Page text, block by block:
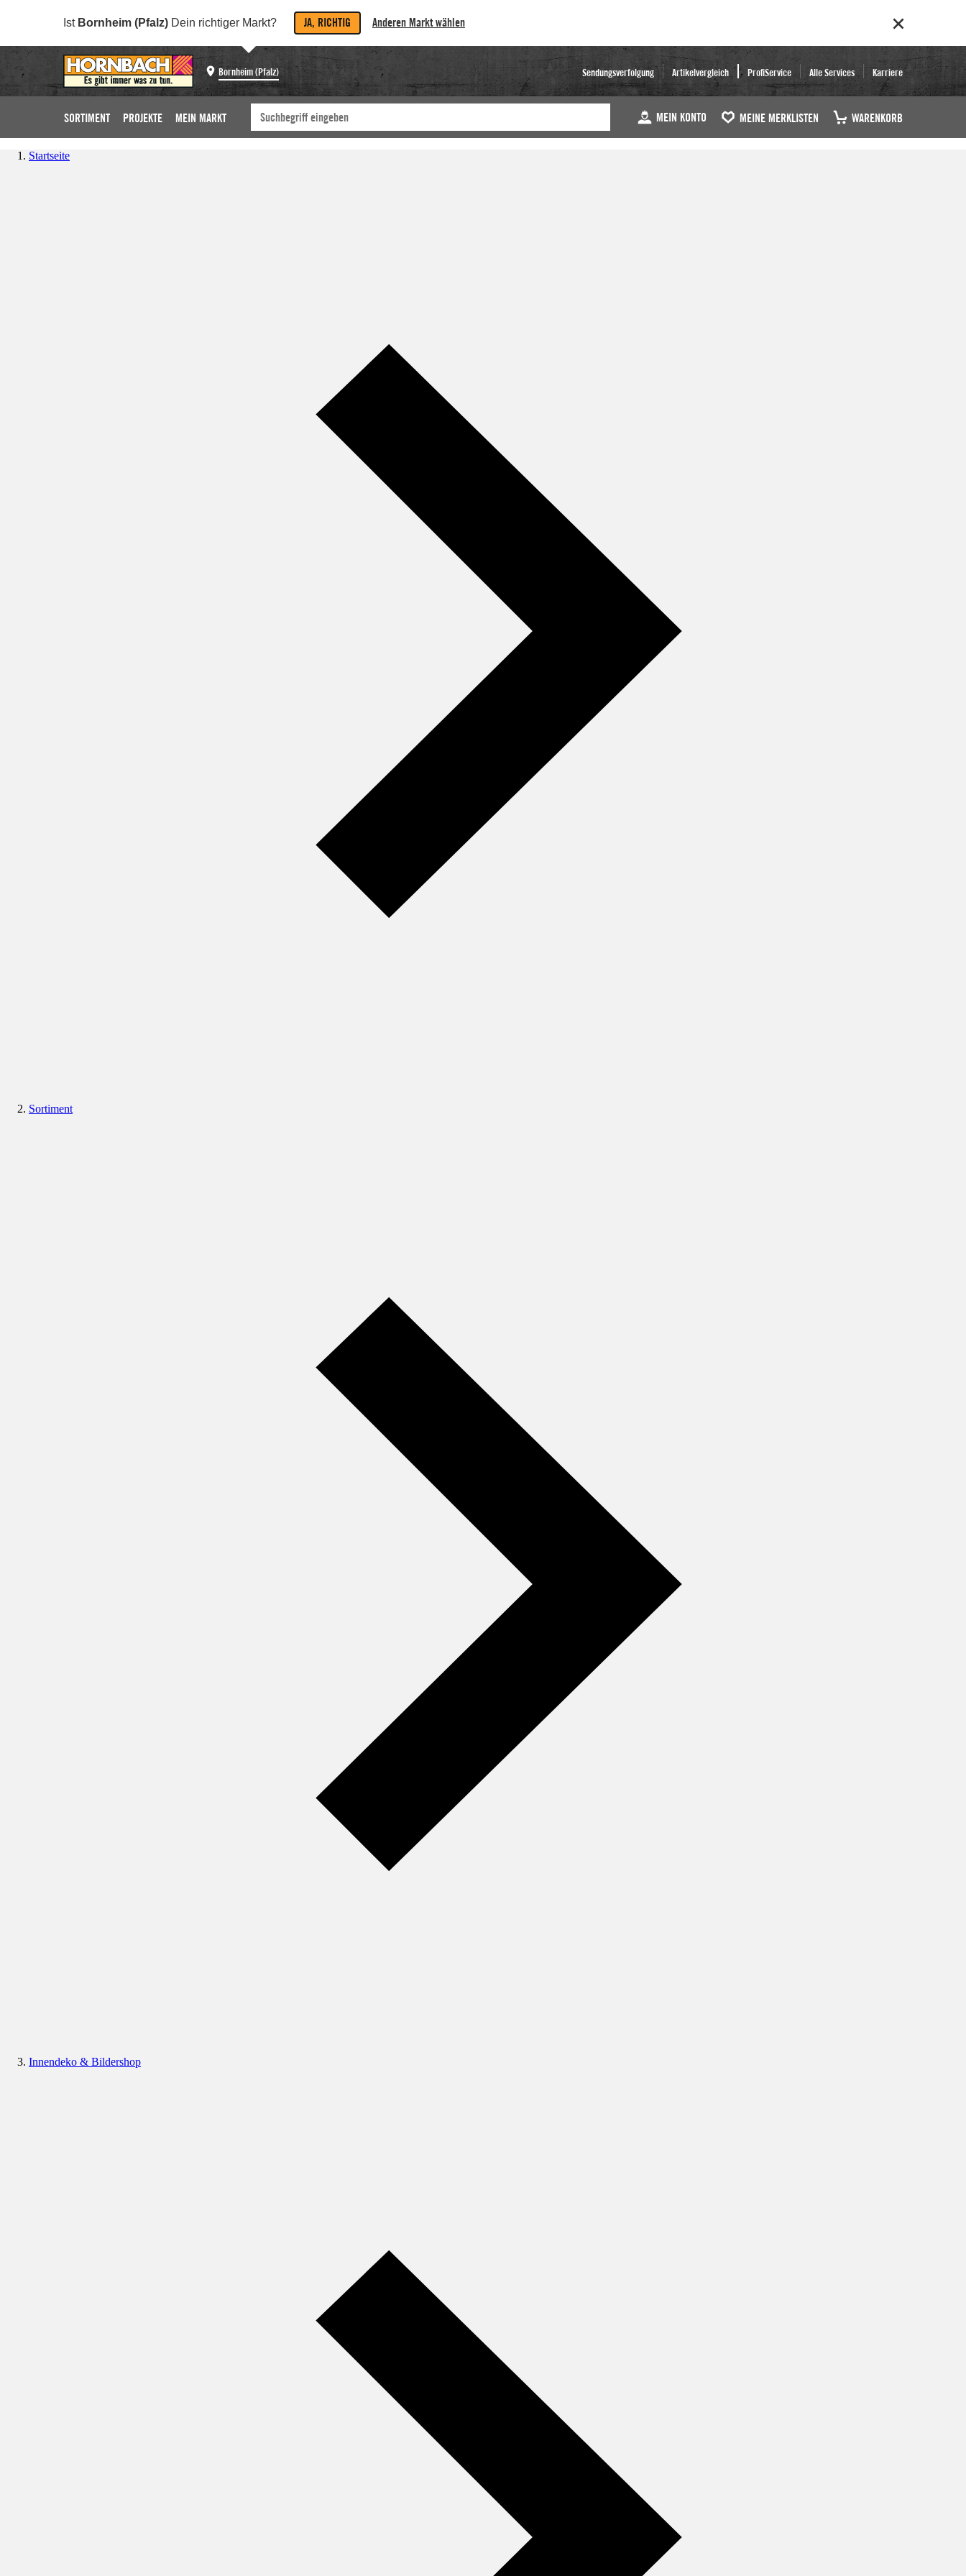
Ist Bornheim (Pfalz) Dein richtiger Markt? JA, RICHTIG Anderen Markt wählen
Bornheim (Pfalz) Sendungsverfolgung Artikelvergleich ProfiService Alle Services Karriere
SORTIMENT PROJEKTE MEIN MARKT MEIN KONTO MEINE MERKLISTEN WARENKORB
Startseite
Sortiment
Innendeko & Bildershop